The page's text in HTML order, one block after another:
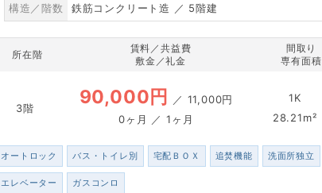
構造／階数
鉄筋コンクリート造 ／ 5階建
所在階
賃料／共益費
敷金／礼金
間取り
専有面積
3階 90,000円 ／ 11,000円
0ヶ月 ／ 1ヶ月
1K
28.21m²
オートロック バス・トイレ別 宅配ＢＯＸ 追焚機能 洗面所独立
エレベーター ガスコンロ